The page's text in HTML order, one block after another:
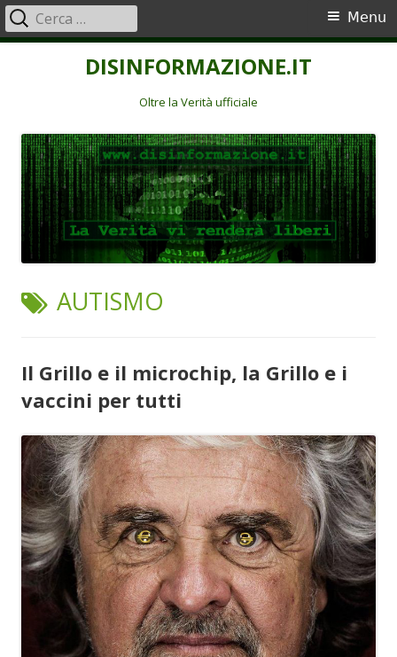
DISINFORMAZIONE.IT
Oltre la Verità ufficiale
Menu
principale
Menu
Ricerca
per:
TAG:
AUTISMO
Il Grillo e il microchip, la Grillo e i
vaccini per tutti